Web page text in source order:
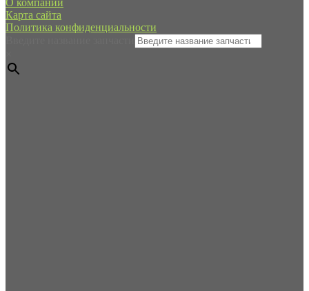
О компании
Карта сайта
Политика конфиденциальности